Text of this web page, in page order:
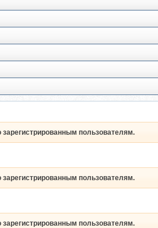
пользователям.
пользователям.
пользователям.